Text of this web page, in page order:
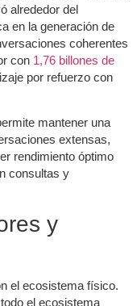
alrededor del
en la generación de
coherentes
con 1,76 billones de
por refuerzo con
mantener una
extensas,
rendimiento óptimo
consultas y
y
el ecosistema físico.
el ecosistema